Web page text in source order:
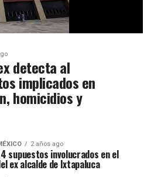
detecta al
implicados en
homicidios y
2 años ago
supuestos involucrados en el
ex alcalde de Ixtapaluca